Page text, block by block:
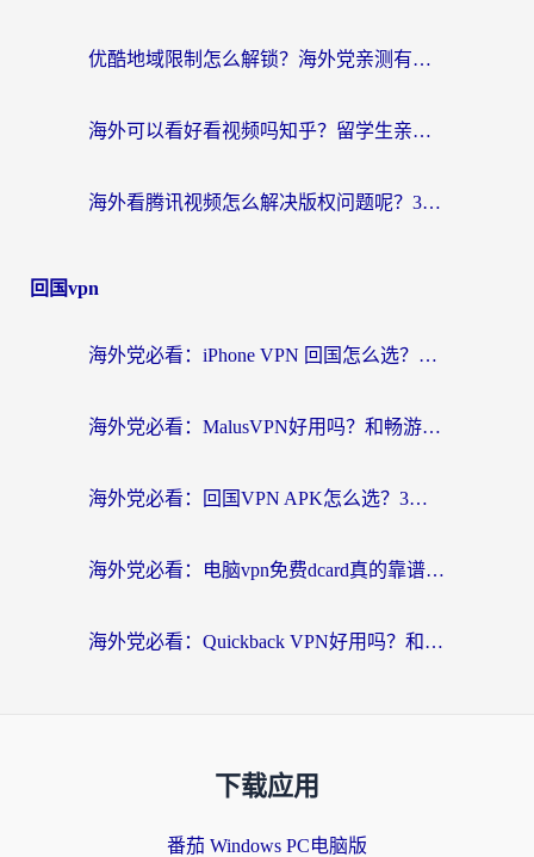
优酷地域限制怎么解锁？海外党亲测有效的追剧自由指南
海外可以看好看视频吗知乎？留学生亲测有效的回国追剧解决方案
海外看腾讯视频怎么解决版权问题呢？3步让你轻松解锁国内影视自由
回国vpn
海外党必看：iPhone VPN 回国怎么选？一篇搞定无缝访问国内资源
海外党必看：MalusVPN好用吗？和畅游VPN对比哪个回国效果更好？附穿梭飞鱼神龟真实体验
海外党必看：回国VPN APK怎么选？3步教你无缝刷国内剧玩国服
海外党必看：电脑vpn免费dcard真的靠谱吗？教你选对回国加速器无缝访问国内资源
海外党必看：Quickback VPN好用吗？和小黑牛VPN对比哪个回国效果更好？附真实体验+避坑指南
下载应用
番茄 Windows PC电脑版